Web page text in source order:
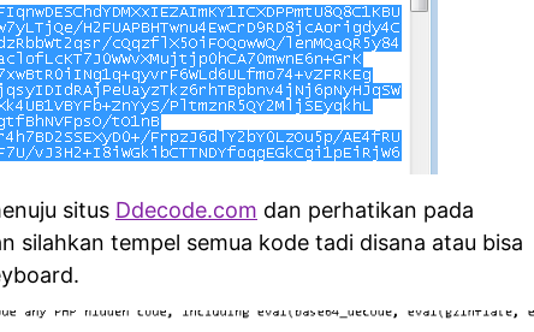
situs Ddecode.com dan perhatikan pada
silahkan tempel semua kode tadi disana atau bisa